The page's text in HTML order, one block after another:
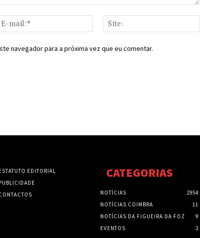
mail:*
navegador para a próxima vez que eu comentar.
EDITORIAL
CATEGORIAS
NOTÍCIAS
2954
NOTÍCIAS COIMBRA
11
NOTÍCIAS DA FIGUEIRA DA FOZ
9
EVENTOS
2